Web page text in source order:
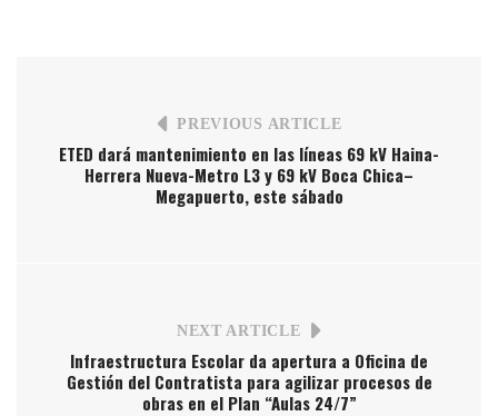
PREVIOUS ARTICLE
ETED dará mantenimiento en las líneas 69 kV Haina-
Herrera Nueva-Metro L3 y 69 kV Boca Chica–
Megapuerto, este sábado
NEXT ARTICLE
Infraestructura Escolar da apertura a Oficina de
Gestión del Contratista para agilizar procesos de
obras en el Plan “Aulas 24/7”